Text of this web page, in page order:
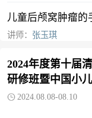
儿童后颅窝肿瘤的
讲师： 张玉琪
2024年度第十届
研修班暨中国小
2024.08.08-08.10